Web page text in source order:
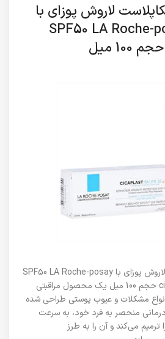
لاروش پوزای با
SPF50 LA Roche-
ترمیم کننده سیکاپلاست لاروش پوزای با SPF50 LA Roche-posay
cicaplast Baume B5-50 حجم 100 میل یک محصول مراقبتی
مشکلات و عیوب پوستی طراحی شده
منحصر به فرد خود، به سرعت
می‌کند و آن را به طرز